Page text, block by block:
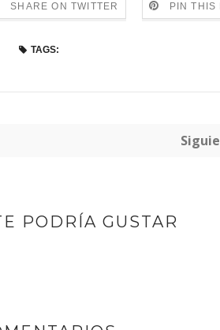
SHARE ON TWITTER PIN THIS
TAGS:
PODRÍA GUSTAR